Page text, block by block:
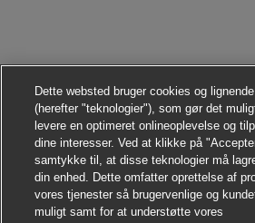
Dette websted bruger cookies og
(herefter "teknologier"), som gør det
levere en optimeret onlineoplevelse og
dine interesser. Ved at klikke på
samtykke til, at disse teknologier må
din enhed. Dette omfatter oprettelse af
vores tjenester så brugervenlige og
muligt samt for at understøtte vores